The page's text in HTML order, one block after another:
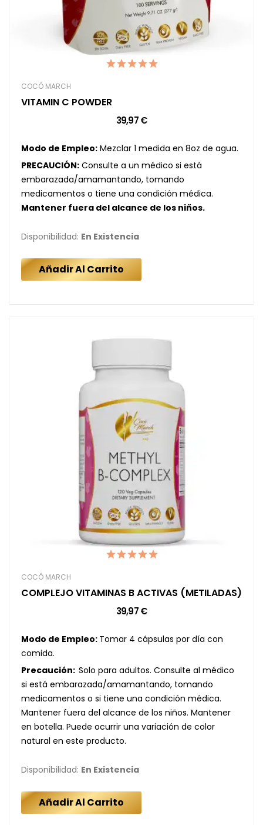
COCÓ MARCH
VITAMIN C POWDER
39,97 €
Modo de Empleo: Mezclar 1 medida en 8oz de agua.
PRECAUCIÓN: Consulte a un médico si está
embarazada/amamantando, tomando
medicamentos o tiene una condición médica.
Mantener fuera del alcance de los niños.
Disponibilidad: En Existencia
Añadir Al Carrito
COCÓ MARCH
COMPLEJO VITAMINAS B ACTIVAS (METILADAS)
39,97 €
Modo de Empleo: Tomar 4 cápsulas por día con
comida.
Precaución: Solo para adultos. Consulte al médico
si está embarazada/amamantando, tomando
medicamentos o si tiene una condición médica.
Mantener fuera del alcance de los niños. Mantener
en botella. Puede ocurrir una variación de color
natural en este producto.
Disponibilidad: En Existencia
Añadir Al Carrito